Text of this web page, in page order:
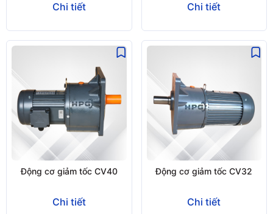
Chi tiết Chi tiết
Động cơ giảm tốc CV40
Chi tiết
Động cơ giảm tốc CV32
Chi tiết